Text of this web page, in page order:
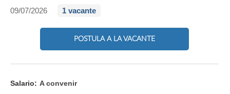
09/07/2026
1 vacante
POSTULA A LA VACANTE
Salario: A convenir